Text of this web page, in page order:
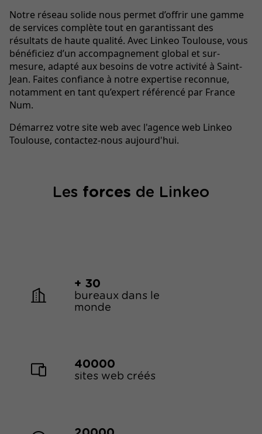
Notre réseau solide nous permet d’offrir une gamme
de services complète tout en garantissant des
résultats de haute qualité. Avec Linkeo Toulouse, vous
bénéficiez d’un accompagnement global et sur-
mesure, adapté aux besoins de votre activité à Saint-
Jean. Faites confiance à notre expertise reconnue,
notamment en tant qu’expert référencé par France
Num.
Démarrez votre site web avec l'agence web Linkeo
Toulouse, contactez-nous aujourd'hui.
Les forces de Linkeo
+ 30
bureaux dans le
monde
40000
sites web créés